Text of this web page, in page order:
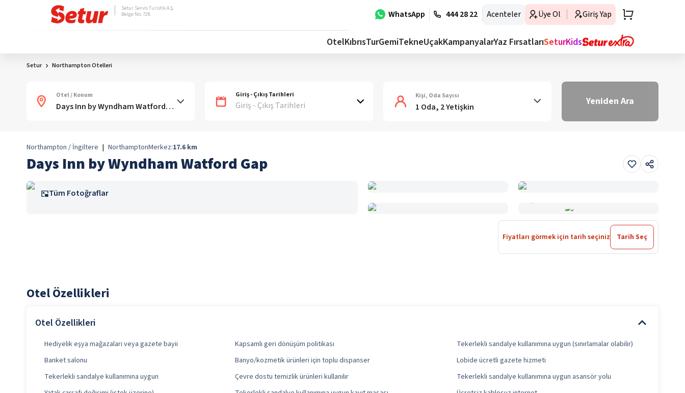
WhatsApp 444 28 22 Acenteler Üye Ol Giriş Yap
Setur Servis Turistik A.Ş.
Belge No: 728
OtelKıbrısTurGemiTekneUçakKampanyalarYaz FırsatlarıSeturKids
Setur Northampton Otelleri
Otel / Konum Giriş - Çıkış Tarihleri
Giriş - Çıkış Tarihleri
Kişi, Oda Sayısı
1 Oda, 2 Yetişkin Yeniden Ara
Northampton / İngiltere | NorthamptonMerkez:17.6 km
Days Inn by Wyndham Watford Gap
Tüm Fotoğraflar
Fiyatları görmek için tarih seçiniz Tarih Seç
Otel Özellikleri
Otel Özellikleri
Hediyelik eşya mağazaları veya gazete bayii Kapsamlı geri dönüşüm politikası
Tekerlekli sandalye kullanımına uygun (sınırlamalar olabilir)
Banket salonu
Banyo/kozmetik ürünleri için toplu dispanser
Lobide ücretli gazete hizmeti
Tekerlekli sandalye kullanımına uygun
Çevre dostu temizlik ürünleri kullanılır
Tekerlekli sandalye kullanımına uygun asansör yolu